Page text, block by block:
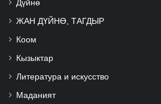
Дүйнө
ЖАН ДҮЙНӨ, ТАГДЫР
Коом
Кызыктар
Литература и искусство
Маданият